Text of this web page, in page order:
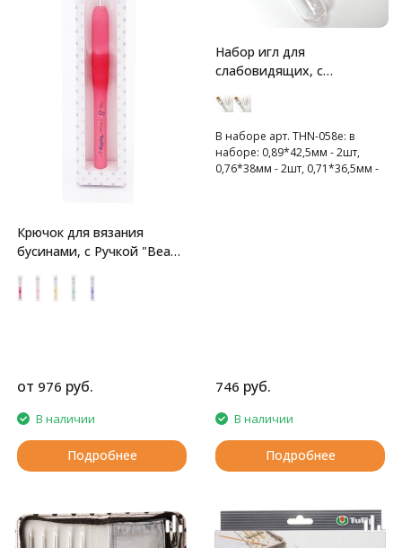
Крючок для вязания
бусинами, с Ручкой "Bead
от 976 руб.
В наличии
Подробнее
Набор игл для
слабовидящих, с
В наборе арт. THN-058e: в
наборе: 0,89*42,5мм - 2шт,
0,76*38мм - 2шт, 0,71*36,5мм -
746 руб.
В наличии
Подробнее